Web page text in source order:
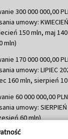
300 000 000,00
umowy:
150 mln, maj
mln)
170 000 000,00
umowy: LIPIEC
160 mln, sierpień
60 000 000,00 PLN
umowy: SIERPIEŃ
60 mln)
635 783 051,21 PLN